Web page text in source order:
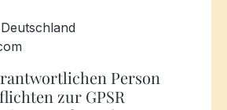
Person
zur GPSR